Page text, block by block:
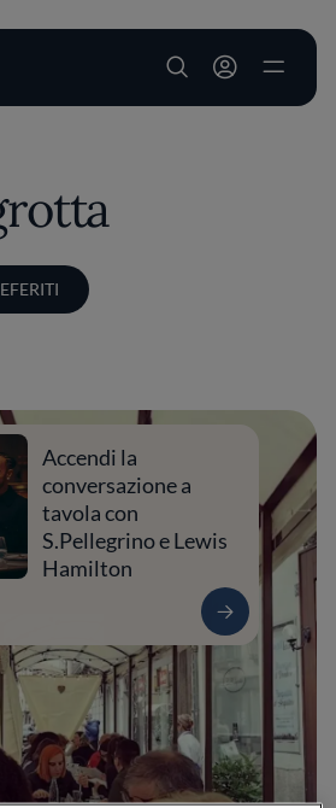
User account
Accendi la
conversazione a
tavola con
S.Pellegrino e Lewis
Hamilton